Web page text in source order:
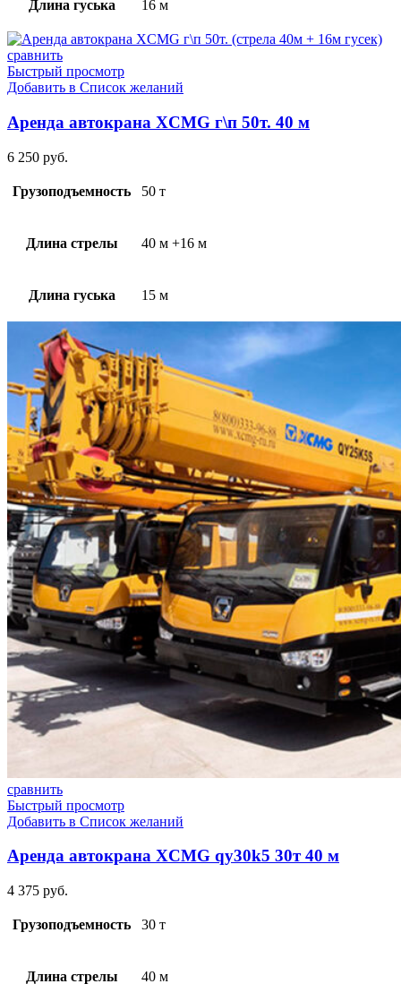
Длина гуська 16 м
сравнить
Быстрый просмотр
Добавить в Список желаний
Аренда автокрана XCMG г\п 50т. 40 м
6 250 руб.
Грузоподъемность 50 т
Длина стрелы 40 м +16 м
Длина гуська 15 м
сравнить
Быстрый просмотр
Добавить в Список желаний
Аренда автокрана XCMG qy30k5 30т 40 м
4 375 руб.
Грузоподъемность 30 т
Длина стрелы 40 м